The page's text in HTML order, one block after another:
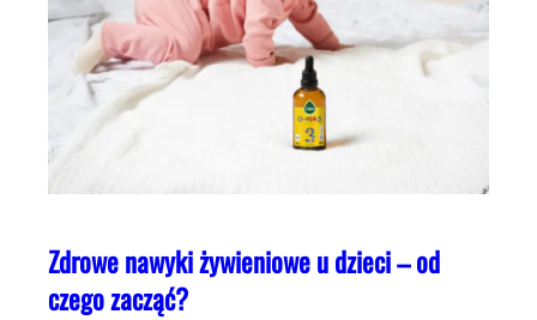
Zdrowe nawyki żywieniowe u dzieci – od
czego zacząć?